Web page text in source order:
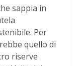
sappia in
Per
quello di
riserve